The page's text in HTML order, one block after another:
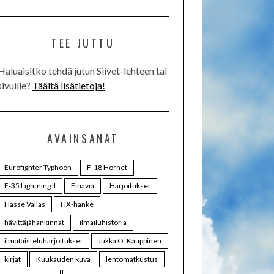
TEE JUTTU
tehdä jutun Siivet-lehteen tai
Täältä lisätietoja!
AVAINSANAT
Eurofighter Typhoon
F-18 Hornet
F-35 Lightning II
Finavia
Harjoitukset
Hasse Vallas
HX-hanke
hävittäjähankinnat
ilmailuhistoria
ilmataisteluharjoitukset
Jukka O. Kauppinen
kirjat
Kuukauden kuva
lentomatkustus